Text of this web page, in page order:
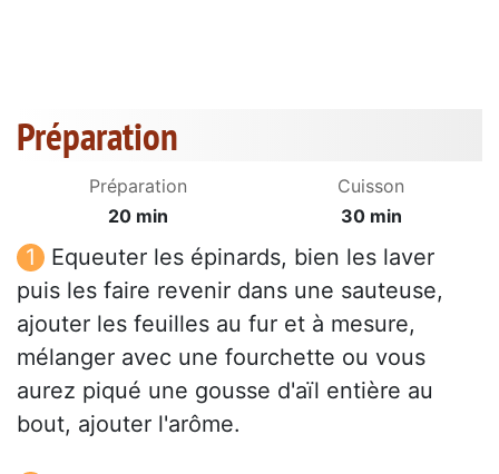
Préparation
Préparation
20 min
Cuisson
30 min
Equeuter les épinards, bien les laver
puis les faire revenir dans une sauteuse,
ajouter les feuilles au fur et à mesure,
mélanger avec une fourchette ou vous
aurez piqué une gousse d'aïl entière au
bout, ajouter l'arôme.